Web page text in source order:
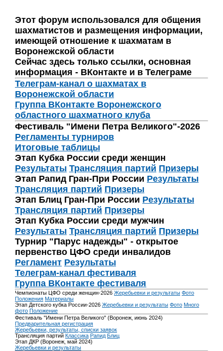
Этот форум использовался для общения
шахматистов и размещения информации,
имеющей отношение к шахматам в
Воронежской области
Сейчас здесь только ссылки, основная
информация - ВКонтакте и в Телеграме
Телеграм-канал о шахматах в
Воронежской области
Группа ВКонтакте Воронежского
областного шахматного клуба
Фестиваль "Имени Петра Великого"-2026
Регламенты турниров
Итоговые таблицы
Этап Кубка России среди женщин
Результаты Трансляция партий Призеры
Этап Рапид Гран-При России Результаты
Трансляция партий Призеры
Этап Блиц Гран-При России Результаты
Трансляция партий Призеры
Этап Кубка России среди мужчин
Результаты Трансляция партий Призеры
Турнир "Парус надежды" - открытое
первенство ЦФО среди инвалидов
Регламент Результаты
Телеграм-канал фестиваля
Группа ВКонтакте фестиваля
Чемпионаты ЦФО среди женщин-2026 Жеребьевки и результаты Фото
Положения Материалы
Этап Детского кубка России-2026 Жеребьевки и результаты Фото Много
фото Положение
Фестиваль "Имени Петра Великого" (Воронеж, июнь 2024)
Предварительная регистрация
Жеребьевки, результаты, списки заявок
Трансляция партий Классика Рапид Блиц
Этап ДКР (Воронеж, май 2024)
Жеребьевки и результаты